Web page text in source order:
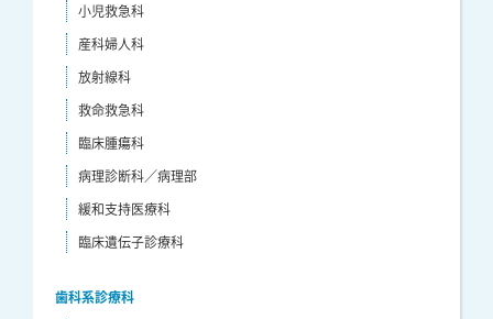
小児救急科
産科婦人科
放射線科
救命救急科
臨床腫瘍科
病理診断科／病理部
緩和支持医療科
臨床遺伝子診療科
歯科系診療科